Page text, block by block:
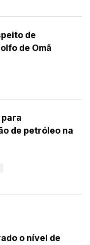
de
de Omã
para
de petróleo na
o nível de